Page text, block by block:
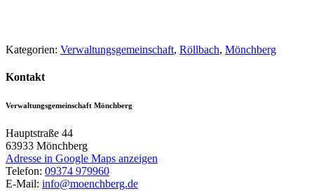
Kategorien: Verwaltungsgemeinschaft, Röllbach, Mönchberg
Kontakt
Verwaltungsgemeinschaft Mönchberg
Hauptstraße 44
63933 Mönchberg
Adresse in Google Maps anzeigen
Telefon: 09374 979960
E-Mail: info@moenchberg.de